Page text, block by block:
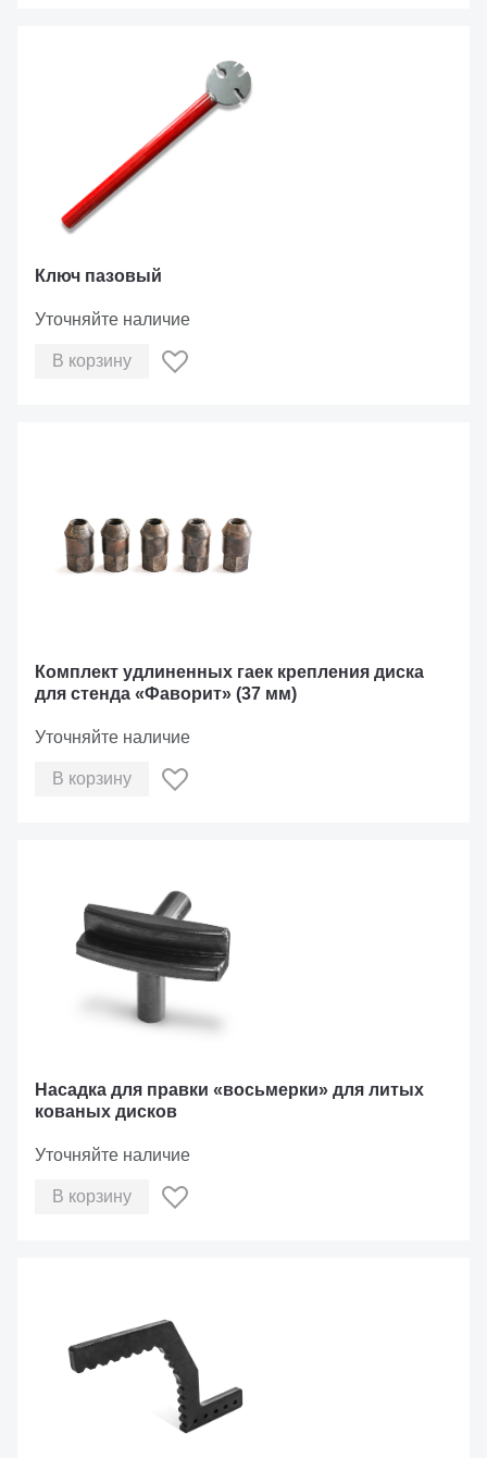
Ключ пазовый
Уточняйте наличие
В корзину
Комплект удлиненных гаек крепления диска
для стенда «Фаворит» (37 мм)
Уточняйте наличие
В корзину
Насадка для правки «восьмерки» для литых
кованых дисков
Уточняйте наличие
В корзину